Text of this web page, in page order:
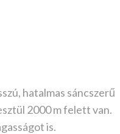
hatalmas sáncszerű
2000 m felett van.
is.